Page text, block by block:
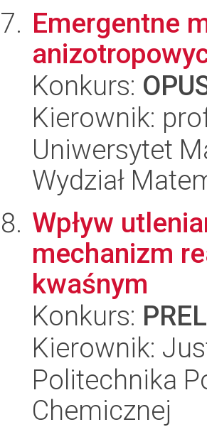
Emergentne
Konkurs:
Kierownik:
Uniwersytet
Wydział
Wpływ
mechanizm
kwaśnym
Konkurs:
Kierownik:
Politechnika
Chemicznej